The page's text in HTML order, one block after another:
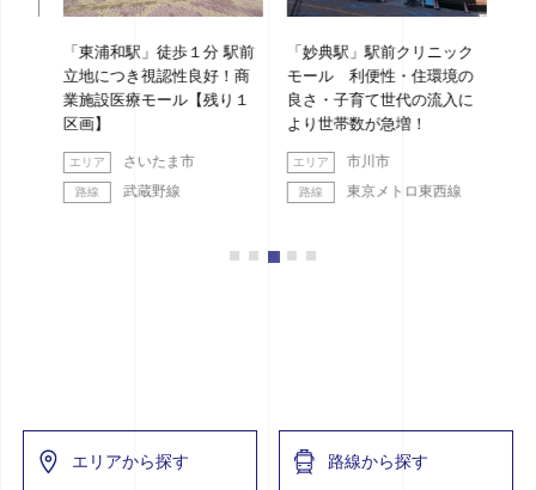
「妙典駅」駅前クリニック
モール 利便性・住環境の
良さ・子育て世代の流入に
より世帯数が急増！
市川市
東京メトロ東西線
「浦安駅」徒歩１分 新築都
市型医療モール 各クリニッ
ク盛業中！残り区画わず
か！
浦安市
東京メトロ東西線
エリアから探す 路線から探す